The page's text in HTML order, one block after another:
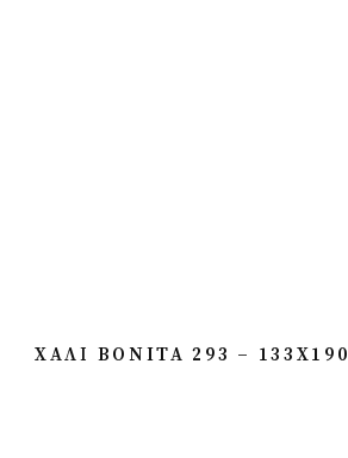
ΧΑΛΙ BONITA 293 –